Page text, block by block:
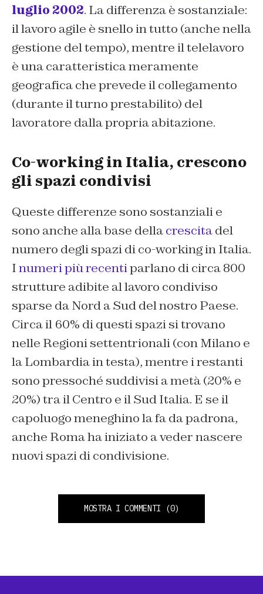
luglio 2002. La differenza è sostanziale:
il lavoro agile è snello in tutto (anche nella
gestione del tempo), mentre il telelavoro
è una caratteristica meramente
geografica che prevede il collegamento
(durante il turno prestabilito) del
lavoratore dalla propria abitazione.
Co-workingin Italia, crescono
gli spazi condivisi
Queste differenze sono sostanziali e
sono anche alla base dellacrescitadel
numero degli spazi di co-working in Italia.
Inumeri più recentiparlano di circa 800
strutture adibite al lavoro condiviso
sparse da Nord a Sud del nostro Paese.
Circa il 60% di questi spazi si trovano
nelle Regioni settentrionali (con Milano e
la Lombardia in testa), mentre i restanti
sono pressoché suddivisi a metà (20% e
20%) tra il Centro e il Sud Italia. E se il
capoluogo meneghino la fa da padrona,
anche Roma ha iniziato a veder nascere
nuovi spazi di condivisione.
MOSTRA I COMMENTI (0)